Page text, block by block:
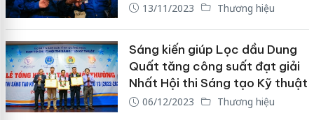
13/11/2023 Thương hiệu
Sáng kiến giúp Lọc dầu Dung
Quất tăng công suất đạt giải
Nhất Hội thi Sáng tạo Kỹ thuật
06/12/2023 Thương hiệu